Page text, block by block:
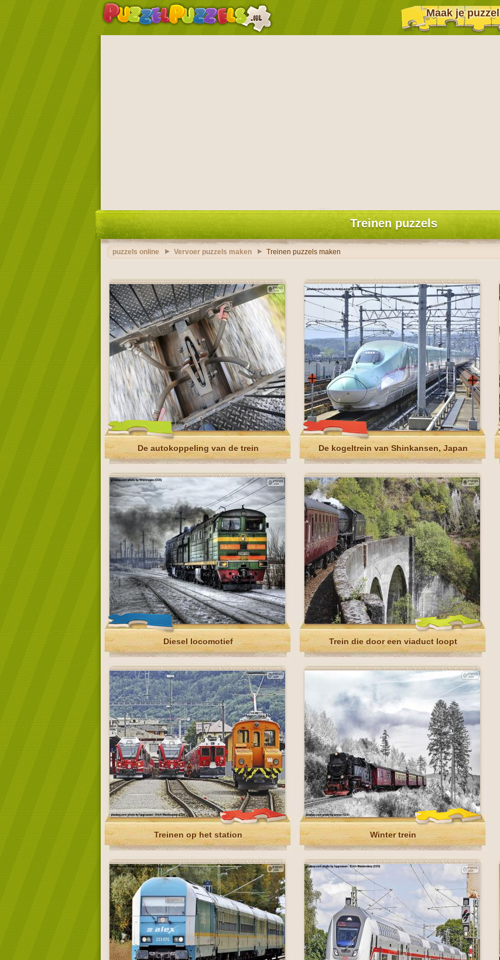
Maak je puzzel
Treinen puzzels
puzzels online Vervoer puzzels maken Treinen puzzels maken
De autokoppeling van de trein De kogeltrein van Shinkansen, Japan
Diesel locomotief Trein die door een viaduct loopt
Treinen op het station Winter trein